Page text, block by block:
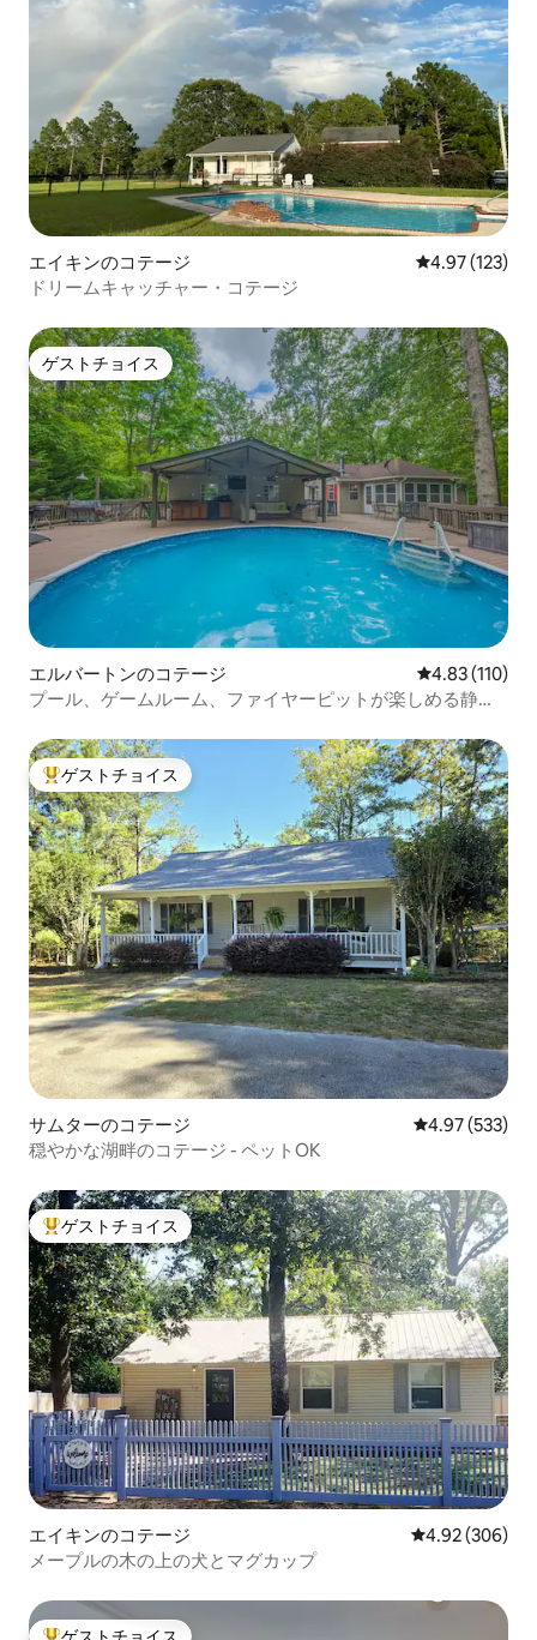
エイキンのコテージ レビュー123
4.97 (123)
ドリームキャッチャー・コテージ
ゲストチョイス
ゲストチョイス
エルバートンのコテージ レビュー110
4.83 (110)
プール、ゲームルーム、ファイヤーピットが楽しめる静か
大好評のゲストチョイスです。
ゲストチョイス
サムターのコテージ レビュー533
4.97 (533)
穏やかな湖畔のコテージ - ペットOK
大好評のゲストチョイスです。
ゲストチョイス
エイキンのコテージ レビュー306
4.92 (306)
メープルの木の上の犬とマグカップ